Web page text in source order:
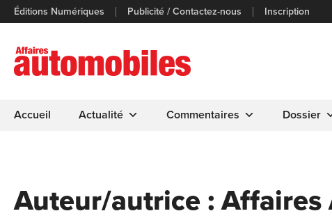
Éditions Numériques Publicité / Contactez-nous Inscription
Accueil Actualité Commentaires Dossier
Auteur/autrice :Affaires